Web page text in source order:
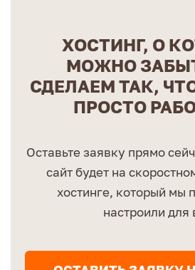
ХОСТИНГ, О
МОЖНО
СДЕЛАЕМ ТАК,
ПРОСТО
Оставьте заявку прямо
сайт будет на
хостинге, который мы
настроили для